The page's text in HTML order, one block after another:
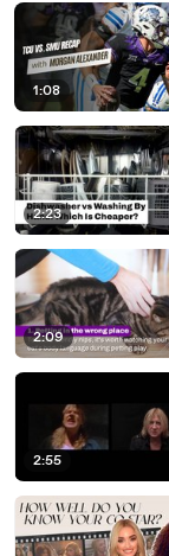
1:08
2:23
2:09
2:55